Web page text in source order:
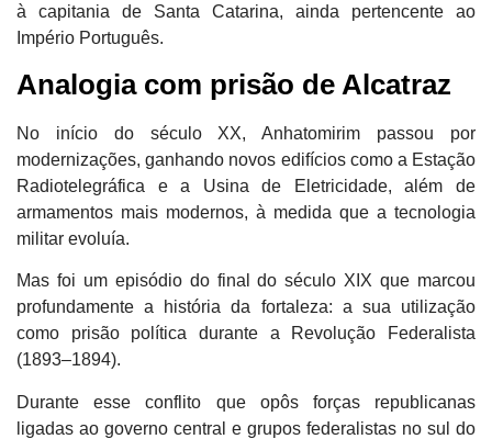
à capitania de Santa Catarina, ainda pertencente ao
Império Português.
Analogia com prisão de Alcatraz
No início do século XX, Anhatomirim passou por
modernizações, ganhando novos edifícios como a Estação
Radiotelegráfica e a Usina de Eletricidade, além de
armamentos mais modernos, à medida que a tecnologia
militar evoluía.
Mas foi um episódio do final do século XIX que marcou
profundamente a história da fortaleza: a sua utilização
como prisão política durante a Revolução Federalista
(1893–1894).
Durante esse conflito que opôs forças republicanas
ligadas ao governo central e grupos federalistas no sul do